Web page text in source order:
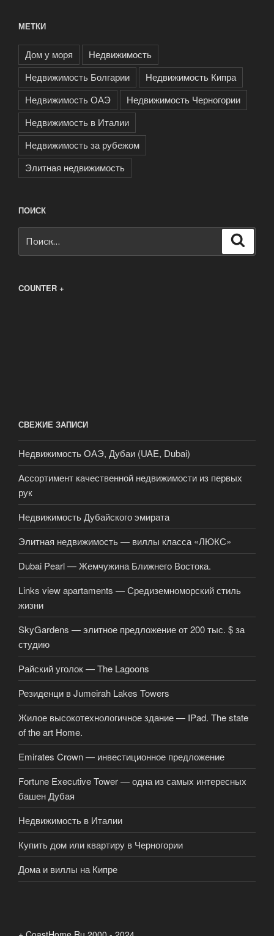
МЕТКИ
Дом у моря
Недвижимость
Недвижимость Болгарии
Недвижимость Кипра
Недвижимость ОАЭ
Недвижимость Черногории
Недвижимость в Италии
Недвижимость за рубежом
Элитная недвижимость
ПОИСК
COUNTER +
СВЕЖИЕ ЗАПИСИ
Недвижимость ОАЭ, Дубаи (UAE, Dubai)
Ассортимент качественной недвижимости из первых
рук
Недвижимость Дубайского эмирата
Элитная недвижимость — виллы класса «ЛЮКС»
Dubai Pearl — Жемчужина Ближнего Востока.
Links view apartaments — Средиземноморский стиль
жизни
SkyGardens — элитное предложение от 200 тыс. $ за
студию
Райский уголок — The Lagoons
Резиденци в Jumeirah Lakes Towers
Жилое высокотехнологичное здание — IPad. The state
of the art Home.
Emirates Crown — инвестиционное предложение
Fortune Executive Tower — одна из самых интересных
башен Дубая
Недвижимость в Италии
Купить дом или квартиру в Черногории
Дома и виллы на Кипре